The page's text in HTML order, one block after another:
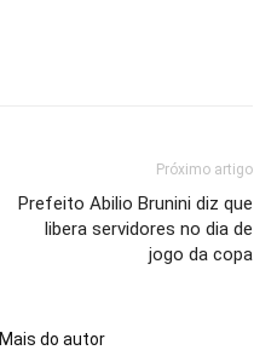
Próximo artigo
Prefeito Abilio Brunini diz que
libera servidores no dia de
jogo da copa
Mais do autor